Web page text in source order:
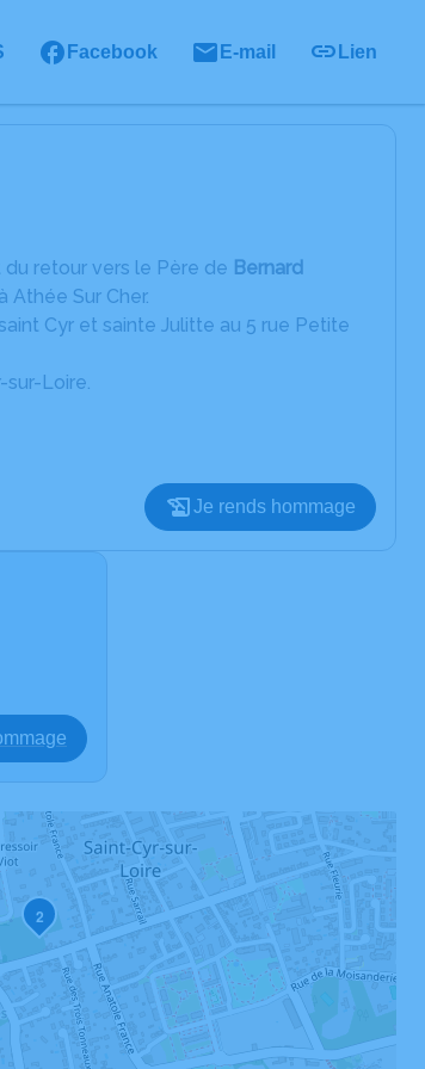
Facebook E-mail Lien
retour vers le Père de Bernard
Athée Sur Cher.
Cyr et sainte Julitte au 5 rue Petite
sur-Loire.
Je rends hommage
2